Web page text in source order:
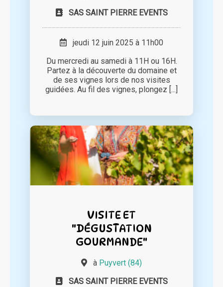
SAS SAINT PIERRE EVENTS
jeudi 12 juin 2025 à 11h00
Du mercredi au samedi à 11H ou 16H.
Partez à la découverte du domaine et
de ses vignes lors de nos visites
guidées. Au fil des vignes, plongez [...]
VISITE ET
"DÉGUSTATION
GOURMANDE"
à Puyvert (84)
SAS SAINT PIERRE EVENTS